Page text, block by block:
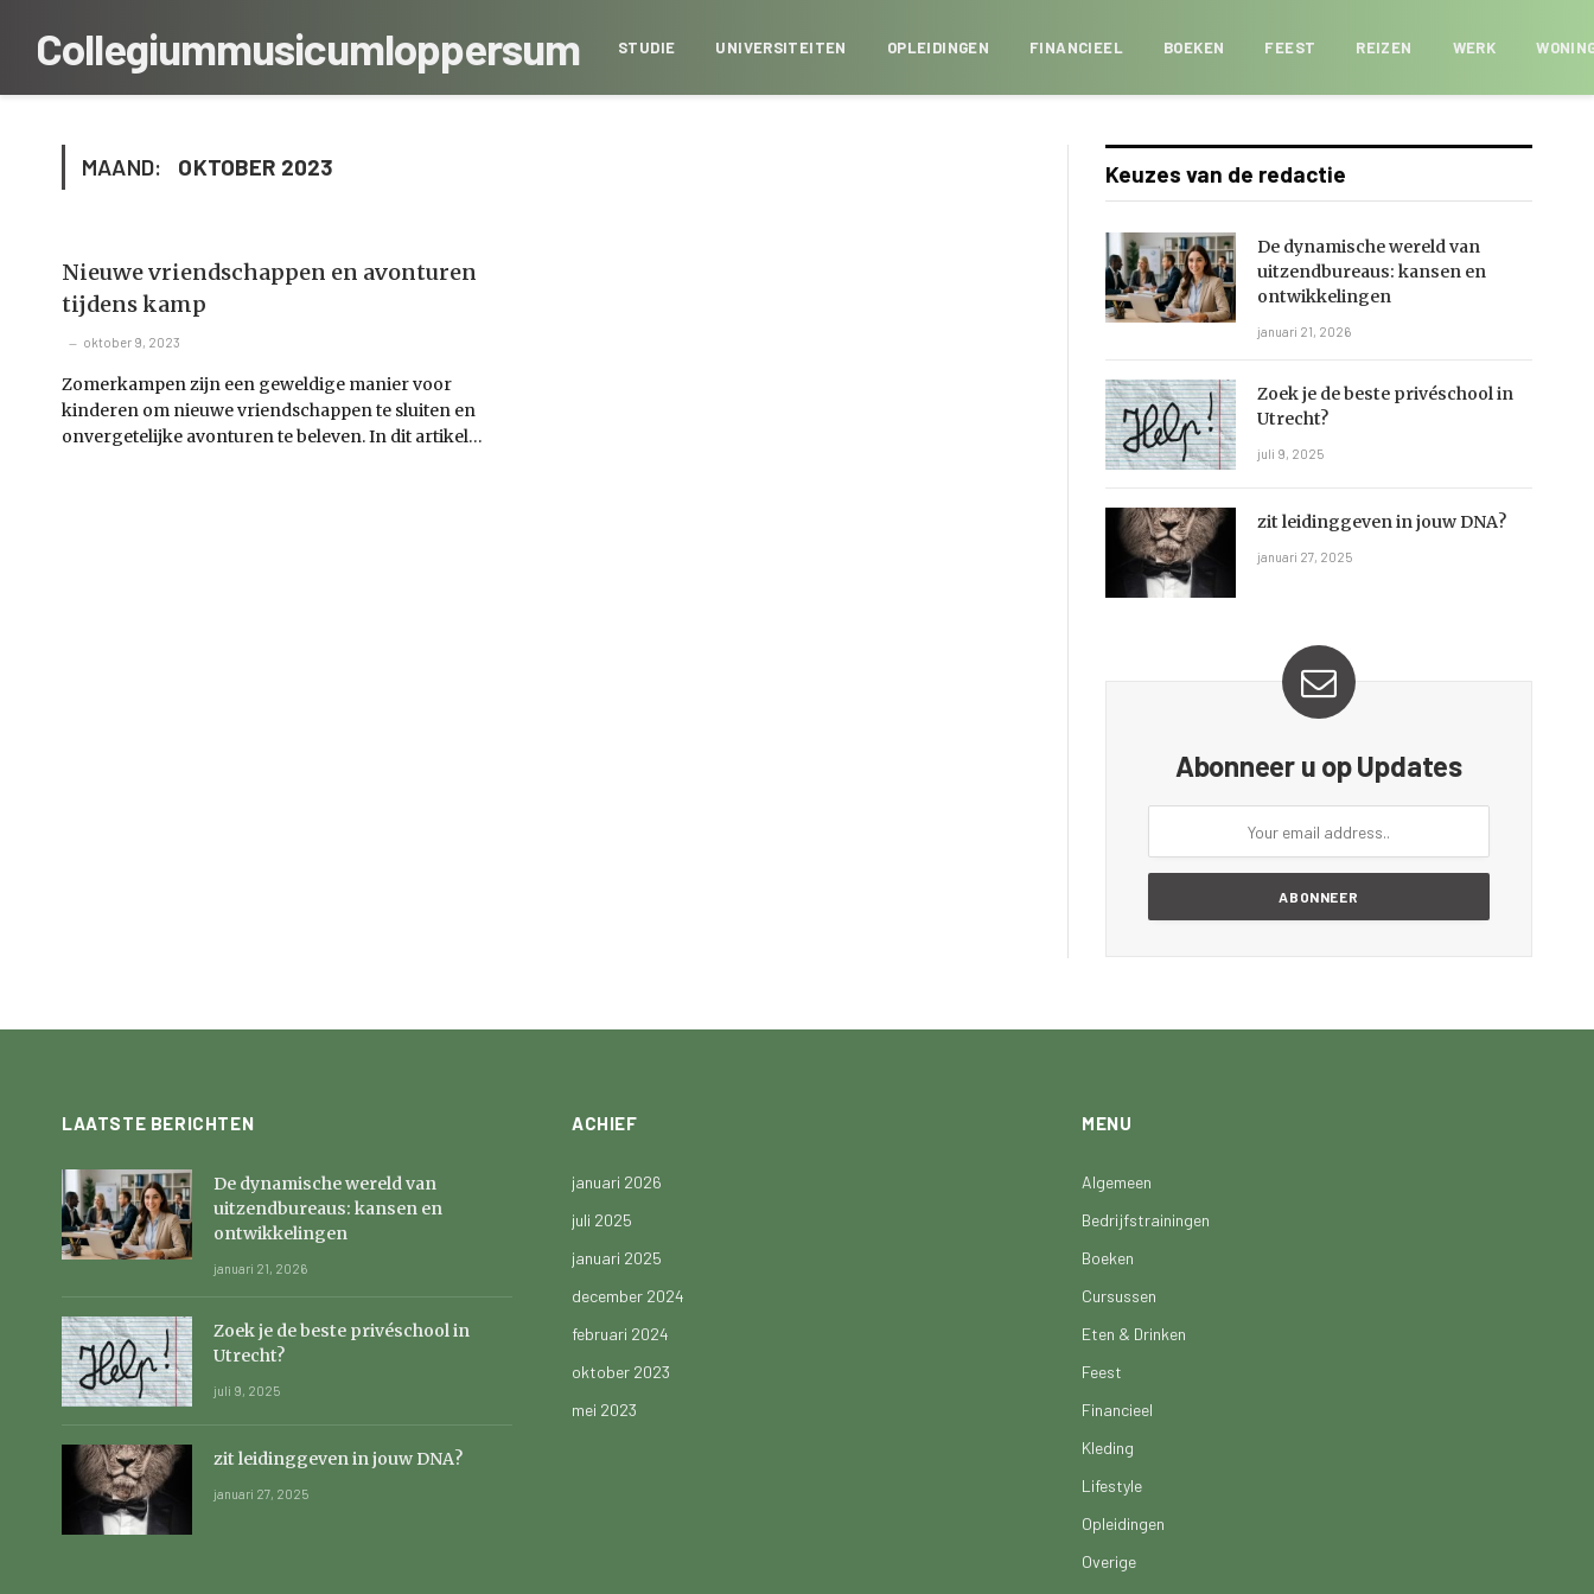
Collegiummusicumloppersum STUDIE UNIVERSITEITEN OPLEIDINGEN FINANCIEEL BOEKEN FEEST REIZEN WERK
MAAND: OKTOBER 2023
Nieuwe vriendschappen en avonturen
tijdens kamp
oktober 9, 2023
Zomerkampen zijn een geweldige manier voor
kinderen om nieuwe vriendschappen te sluiten en
onvergetelijke avonturen te beleven. In dit artikel…
Keuzes van de redactie
De dynamische wereld van
uitzendbureaus: kansen en
ontwikkelingen
januari 21, 2026
Zoek je de beste privéschool in
Utrecht?
juli 9, 2025
zit leidinggeven in jouw DNA?
januari 27, 2025
Abonneer u op Updates
LAATSTE BERICHTEN
De dynamische wereld van
uitzendbureaus: kansen en
ontwikkelingen
januari 21, 2026
Zoek je de beste privéschool in
Utrecht?
juli 9, 2025
zit leidinggeven in jouw DNA?
januari 27, 2025
ACHIEF
januari 2026
juli 2025
januari 2025
december 2024
februari 2024
oktober 2023
mei 2023
MENU
Algemeen
Bedrijfstrainingen
Boeken
Cursussen
Eten & Drinken
Feest
Financieel
Kleding
Lifestyle
Opleidingen
Overige